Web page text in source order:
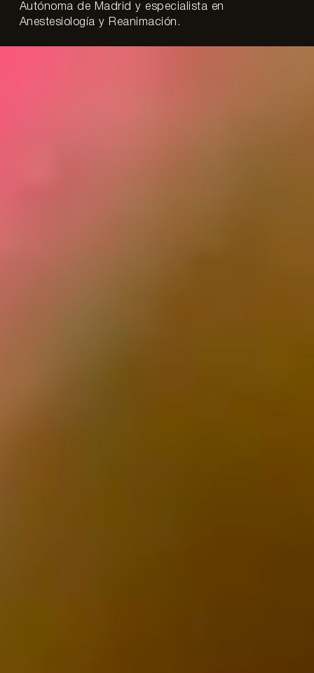
Autónoma de Madrid y especialista en
Anestesiología y Reanimación.